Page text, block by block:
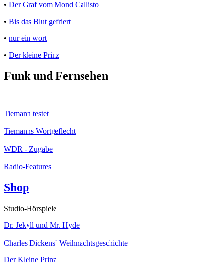
• Der Graf vom Mond Callisto
• Bis das Blut gefriert
• nur ein wort
• Der kleine Prinz
Funk und Fernsehen
Tiemann testet
Tiemanns Wortgeflecht
WDR - Zugabe
Radio-Features
Shop
Studio-Hörspiele
Dr. Jekyll und Mr. Hyde
Charles Dickens´ Weihnachtsgeschichte
Der Kleine Prinz